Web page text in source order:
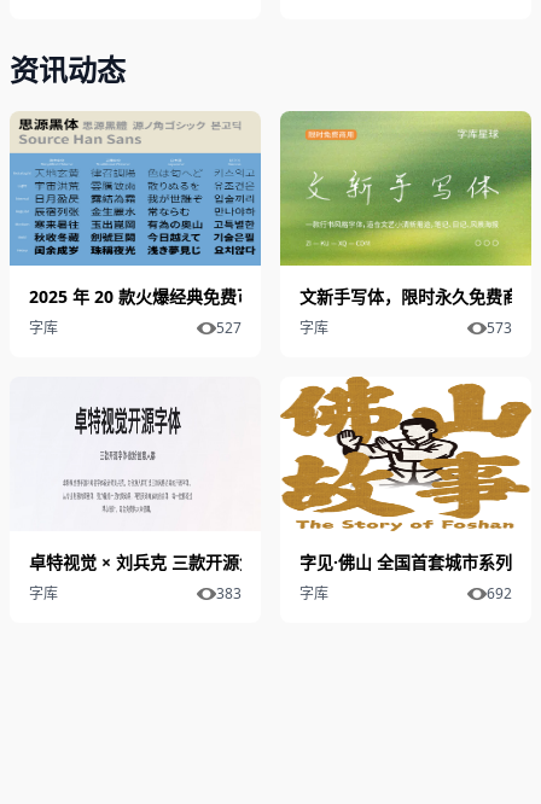
资讯动态
2025 年 20 款火爆经典免费可商用中文字体（一）
字库 527
文新手写体，限时永久免费商用
字库 573
卓特视觉 × 刘兵克 三款开源免费商用字体｜清雅体 + 悦动黑 + 自由
字库 383
字见·佛山 全国首套城市系列字
字库 692